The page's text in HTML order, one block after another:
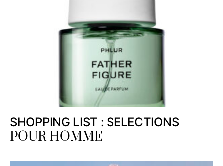
SHOPPING LIST : SELECTIONS
POUR HOMME